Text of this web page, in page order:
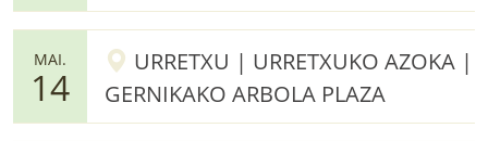
MAI.
14
URRETXU | URRETXUKO AZOKA |
GERNIKAKO ARBOLA PLAZA